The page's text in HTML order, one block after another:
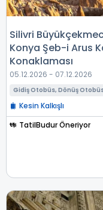
Silivri
Konya Şeb-i Arus
Konaklaması
05.12.2026 - 07.12.2026
Gidiş Otobüs, Dönüş
Kesin Kalkışlı
TatilBudur Öneriyor